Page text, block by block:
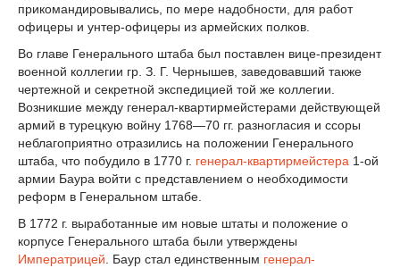
прикомандировывались, по мере надобности, для работ
офицеры и унтер-офицеры из армейских полков.
Во главе Генерального штаба был поставлен вице-президент
военной коллегии гр. З. Г. Чернышев, заведовавший также
чертежной и секретной экспедицией той же коллегии.
Возникшие между генерал-квартирмейстерами действующей
армий в турецкую войну 1768—70 гг. разногласия и ссоры
неблагоприятно отразились на положении Генерального
штаба, что побудило в 1770 г. генерал-квартирмейстера 1-ой
армии Баура войти с представлением о необходимости
реформ в Генеральном штабе.
В 1772 г. выработанные им новые штаты и положение о
корпусе Генерального штаба были утверждены
Императрицей . Баур стал единственным генерал-